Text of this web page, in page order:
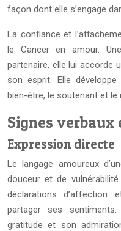
façon dont elle s’engage
La confiance et
le Cancer en amour.
partenaire, elle lui accorde
son esprit. Elle
bien-être, le soutenant et
Signes
Expression directe
Le langage amoureux
douceur et de
déclarations d’affection
partager ses
gratitude et son